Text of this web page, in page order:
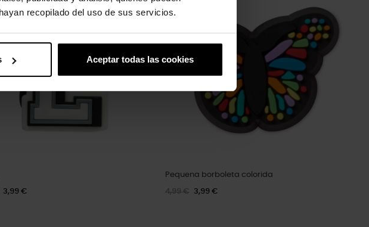
recopilado del uso de sus servicios.
Aceptar todas las cookies
3,99 €
Pequena borboleta colorida
4,99 € 3,99 €